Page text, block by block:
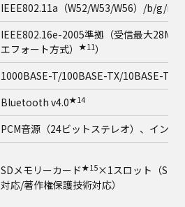
IEEE802.11a（W52/W53/W56）/b/g/n
IEEE802.16e-2005準拠（受信最大
エフォート方式）
★11）
1000BASE-T/100BASE-TX/10BASE-T
Bluetooth v4.0★14
PCM音源（24ビットステレオ）、イン
SDメモリーカード★15×1スロット（
対応/著作権保護技術対応）